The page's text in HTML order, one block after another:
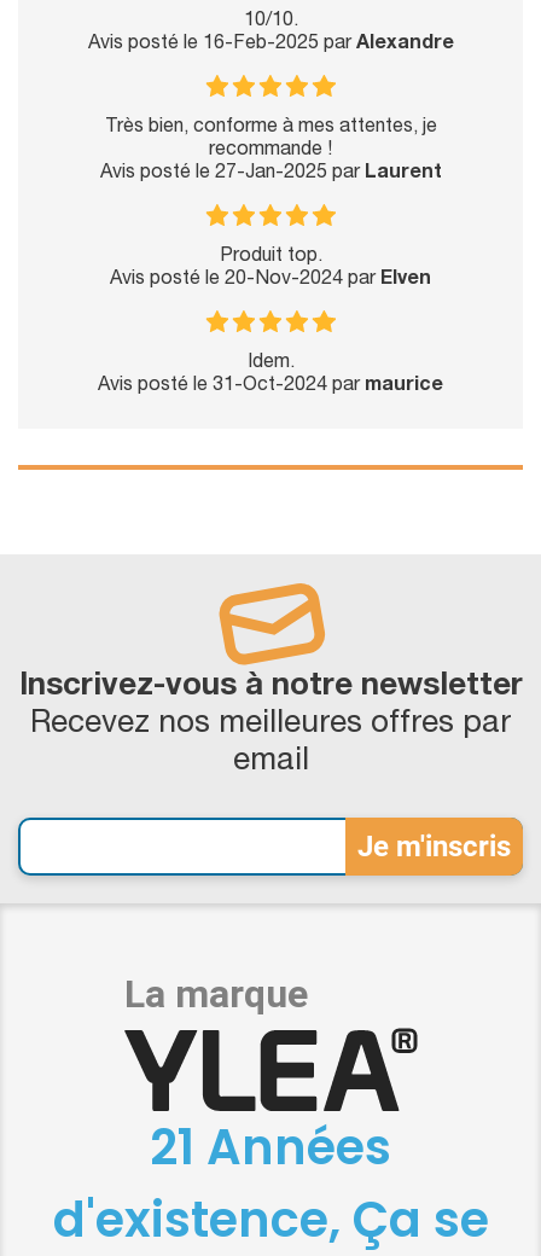
10/10.
Avis posté le 16-Feb-2025 parAlexandre
Très bien, conforme à mes attentes, je
recommande !
Avis posté le 27-Jan-2025 par Laurent
Produit top.
Avis posté le 20-Nov-2024 par Elven
Idem.
Avis posté le 31-Oct-2024 par maurice
Inscrivez-vous à notre newsletter
Recevez nos meilleures offres par
email
21 Années
d'existence, Ça se